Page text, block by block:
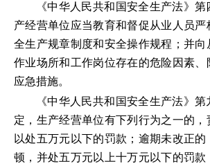
《中华人民共和国安全生产法》
产经营单位应当教育和督促从业人员
全生产规章制度和安全操作规程；并向
作业场所和工作岗位存在的危险因素、
应急措施。
《中华人民共和国安全生产法》
定，生产经营单位有下列行为之一的
以处五万元以下的罚款；逾期未改正
顿，并处五万元以上十万元以下的罚款